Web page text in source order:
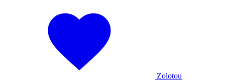
Zolotou